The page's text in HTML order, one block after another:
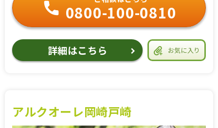
お気に入り
0800-100-0810
詳細はこちら
アルクオーレ岡崎戸崎